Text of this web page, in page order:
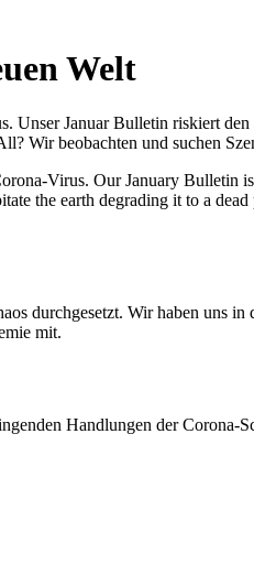
Welt
Unser Januar Bulletin riskiert
Wir beobachten und suchen
Virus. Our January
the earth degrading it to a
durchgesetzt. Wir haben uns
mit.
Handlungen der Corona-